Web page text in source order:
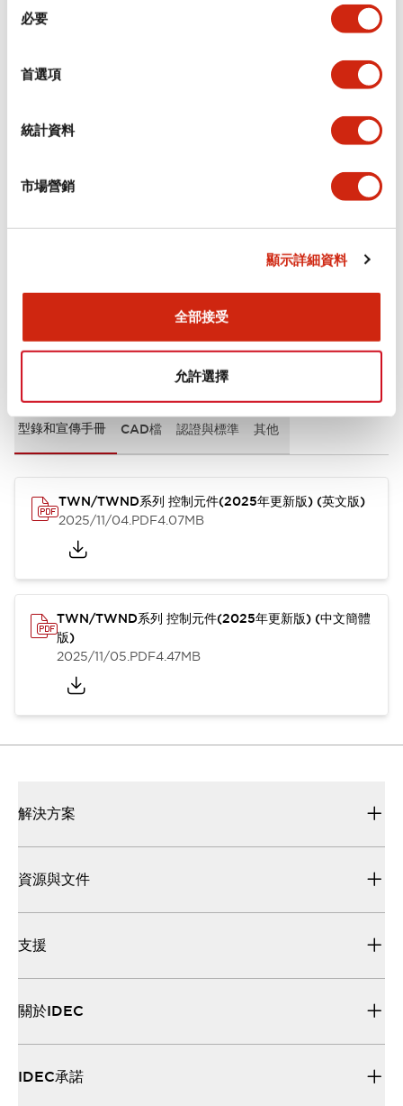
必要
首選項
統計資料
市場營銷
顯示詳細資料
全部接受
允許選擇
審美規範
電氣規範（額定照明部分）
型錄和宣傳手冊 CAD檔 認證與標準 其他
TWN/TWND系列 控制元件(2025年更新版) (英文版)
2025/11/04.PDF4.07MB
TWN/TWND系列 控制元件(2025年更新版) (中文簡體
版)
2025/11/05.PDF4.47MB
解決方案
資源與文件
支援
關於IDEC
IDEC承諾